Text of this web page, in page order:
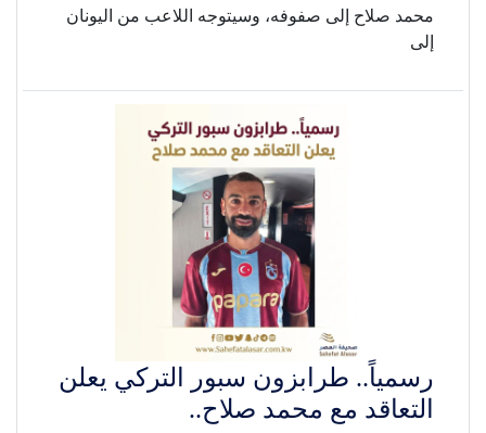
محمد صلاح إلى صفوفه، وسيتوجه اللاعب من اليونان
إلى
رسمياً.. طرابزون سبور التركي يعلن
التعاقد مع محمد صلاح..